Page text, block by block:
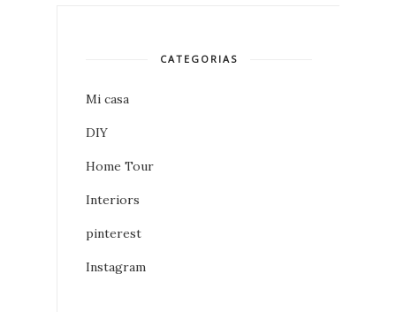
CATEGORIAS
Mi casa
DIY
Home Tour
Interiors
pinterest
Instagram